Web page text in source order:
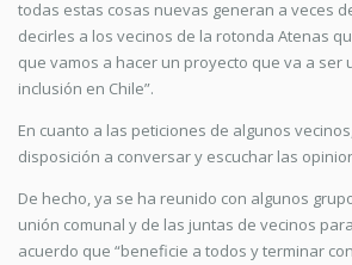
todas estas cosas nuevas generan a veces
decirles a los vecinos de la rotonda Atenas
que vamos a hacer un proyecto que va a ser
inclusión en Chile”.
En cuanto a las peticiones de algunos
disposición a conversar y escuchar las
De hecho, ya se ha reunido con algunos
unión comunal y de las juntas de vecinos
acuerdo que “beneficie a todos y terminar